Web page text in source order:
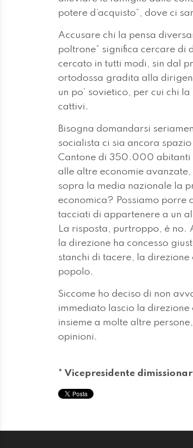
potere d’acquisto”, dove ci
Accusare chi la pensa
poltrone” significa cercare di
cercato in tutti modi, sin dal
ortodossa gradita alla
un po’ sovietico, per cui chi
cattivi.
Bisogna domandarsi
socialista ci sia ancora
Cantone di 350.000 abitanti
alle altre economie
sopra la media nazionale la
economica? Possiamo porre
tacciati di appartenere a un
La risposta, purtroppo, è no.
la direzione ha concesso
stanchi di tacere, la
popolo.
Siccome ho deciso di non
immediato lascio la
insieme a molte altre
opinioni.
* Vicepresidente